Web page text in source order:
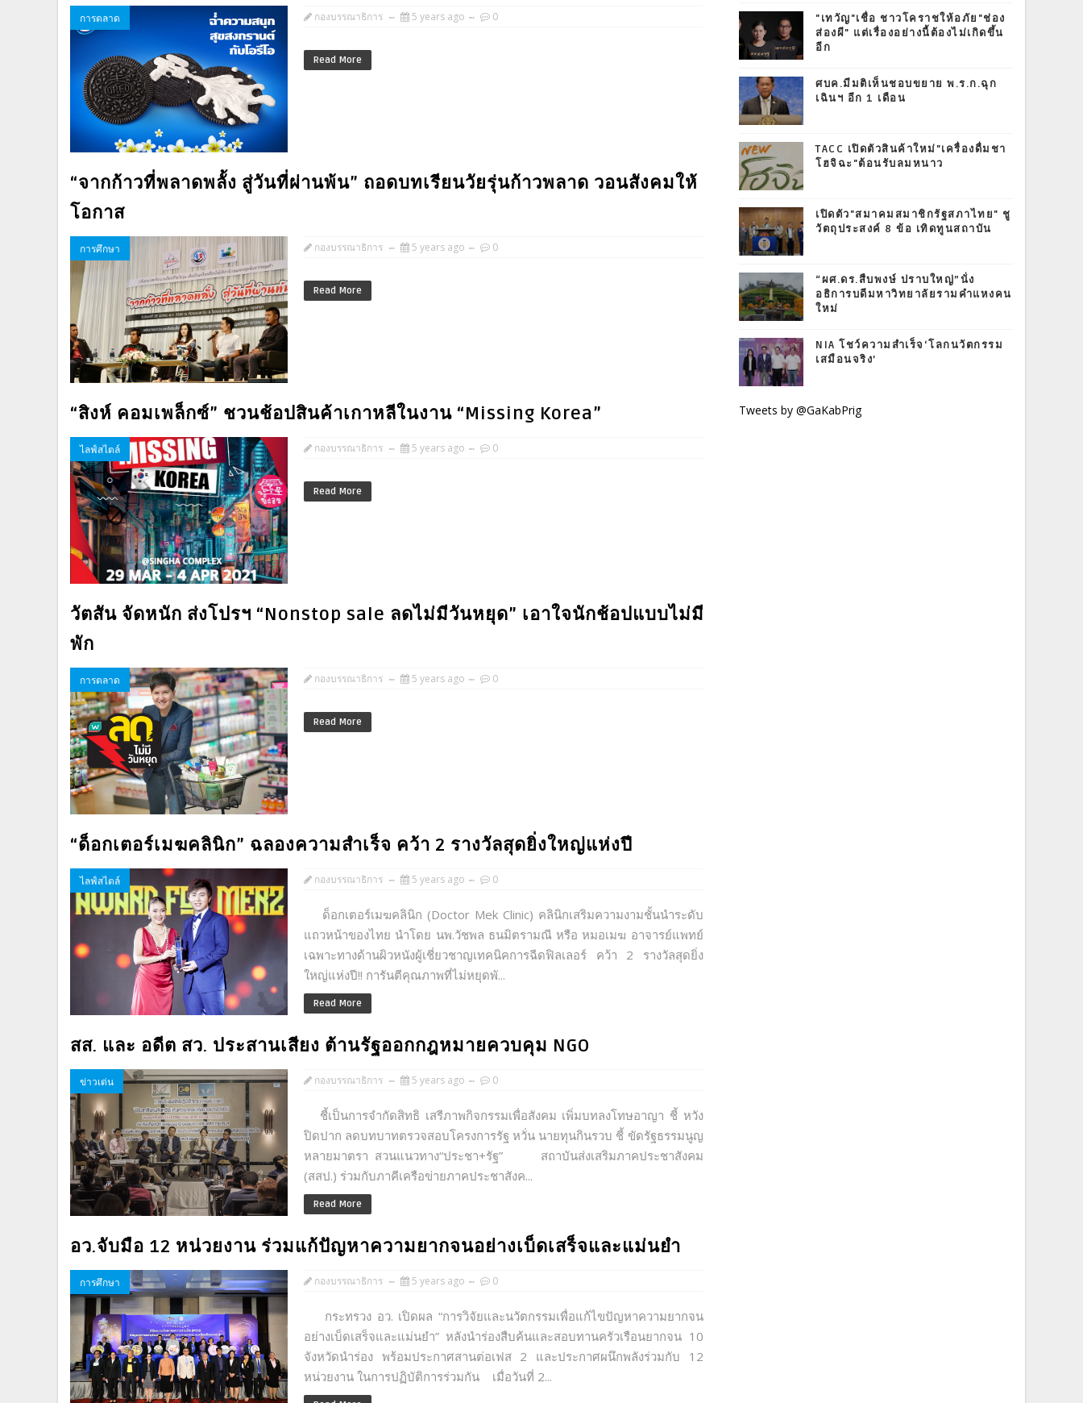
การตลาด กองบรรณาธิการ 5 years ago 0
Read More
“จากก้าวที่พลาดพลั้ง สู่วันที่ผ่านพ้น” ถอดบทเรียนวัยรุ่นก้าวพลาด วอนสังคมให้
โอกาส
การศึกษา กองบรรณาธิการ 5 years ago 0
Read More
“สิงห์ คอมเพล็กซ์” ชวนช้อปสินค้าเกาหลีในงาน “Missing Korea”
ไลฟ์สไตล์ กองบรรณาธิการ 5 years ago 0
Read More
วัตสัน จัดหนัก ส่งโปรฯ “Nonstop sale ลดไม่มีวันหยุด” เอาใจนักช้อปแบบไม่มี
พัก
การตลาด กองบรรณาธิการ 5 years ago 0
Read More
“ด็อกเตอร์เมฆคลินิก” ฉลองความสำเร็จ คว้า 2 รางวัลสุดยิ่งใหญ่แห่งปี
ไลฟ์สไตล์ กองบรรณาธิการ 5 years ago 0
ด็อกเตอร์เมฆคลินิก (Doctor Mek Clinic) คลินิกเสริมความงามชั้นนำระดับ
แถวหน้าของไทย นำโดย นพ.วัชพล ธนมิตรามณี หรือ หมอเมฆ อาจารย์แพทย์
เฉพาะทางด้านผิวหนังผู้เชี่ยวชาญเทคนิคการฉีดฟิลเลอร์ คว้า 2 รางวัลสุดยิ่ง
ใหญ่แห่งปี!! การันตีคุณภาพที่ไม่หยุดพั...
Read More
สส. และ อดีต สว. ประสานเสียง ต้านรัฐออกกฎหมายควบคุม NGO
ข่าวเด่น กองบรรณาธิการ 5 years ago 0
ชี้เป็นการจำกัดสิทธิ เสรีภาพกิจกรรมเพื่อสังคม เพิ่มบทลงโทษอาญา ชี้ หวัง
ปิดปาก ลดบทบาทตรวจสอบโครงการรัฐ หวั่น นายทุนกินรวบ ชี้ ขัดรัฐธรรมนูญ
หลายมาตรา สวนแนวทาง“ประชา+รัฐ” สถาบันส่งเสริมภาคประชาสังคม
(สสป.) ร่วมกับภาคีเครือข่ายภาคประชาสังค...
Read More
อว.จับมือ 12 หน่วยงาน ร่วมแก้ปัญหาความยากจนอย่างเบ็ดเสร็จและแม่นยำ
การศึกษา กองบรรณาธิการ 5 years ago 0
กระทรวง อว. เปิดผล “การวิจัยและนวัตกรรมเพื่อแก้ไขปัญหาความยากจน
อย่างเบ็ดเสร็จและแม่นยำ” หลังนำร่องสืบค้นและสอบทานครัวเรือนยากจน 10
จังหวัดนำร่อง พร้อมประกาศสานต่อเฟส 2 และประกาศผนึกพลังร่วมกับ 12
หน่วยงาน ในการปฏิบัติการร่วมกัน เมื่อวันที่ 2...
"เทวัญ"เชื่อ ชาวโคราชให้อภัย"ช่อง
ส่องผี" แต่เรื่องอย่างนี้ต้องไม่เกิดขึ้น
อีก
ศบค.มีมติเห็นชอบขยาย พ.ร.ก.ฉุก
เฉินฯ อีก 1 เดือน
TACC เปิดตัวสินค้าใหม่"เครื่องดื่มชา
โฮจิฉะ"ต้อนรับลมหนาว
เปิดตัว"สมาคมสมาชิกรัฐสภาไทย" ชู
วัตถุประสงค์ 8 ข้อ เทิดทูนสถาบัน
“ผศ.ดร.สืบพงษ์ ปราบใหญ่”นั่ง
อธิการบดีมหาวิทยาลัยรามคำแหงคน
ใหม่
NIA โชว์ความสำเร็จ‘โลกนวัตกรรม
เสมือนจริง’
Tweets by @GaKabPrig